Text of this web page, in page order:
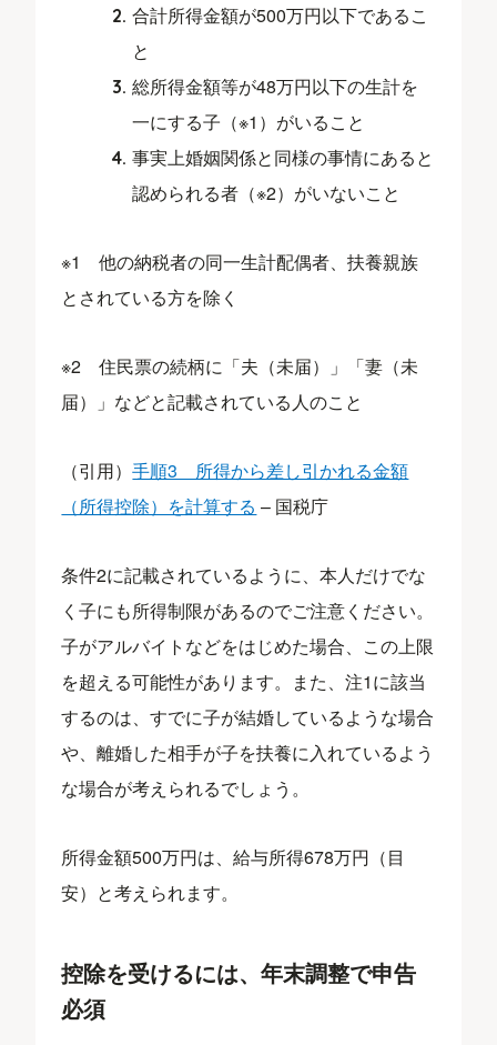
合計所得金額が500万円以下であるこ
と
総所得金額等が48万円以下の生計を
一にする子（※1）がいること
事実上婚姻関係と同様の事情にあると
認められる者（※2）がいないこと
※1 他の納税者の同一生計配偶者、扶養親族
とされている方を除く
※2 住民票の続柄に「夫（未届）」「妻（未
届）」などと記載されている人のこと
（引用）手順3 所得から差し引かれる金額
（所得控除）を計算する – 国税庁
条件2に記載されているように、本人だけでな
く子にも所得制限があるのでご注意ください。
子がアルバイトなどをはじめた場合、この上限
を超える可能性があります。また、注1に該当
するのは、すでに子が結婚しているような場合
や、離婚した相手が子を扶養に入れているよう
な場合が考えられるでしょう。
所得金額500万円は、給与所得678万円（目
安）と考えられます。
控除を受けるには、年末調整で申告
必須